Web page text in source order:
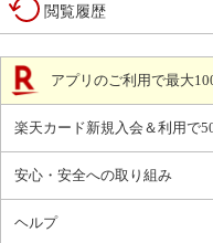
閲覧履歴
アプリのご利用で最大
楽天カード新規入会＆利用で
安心・安全への取り組み
ヘルプ